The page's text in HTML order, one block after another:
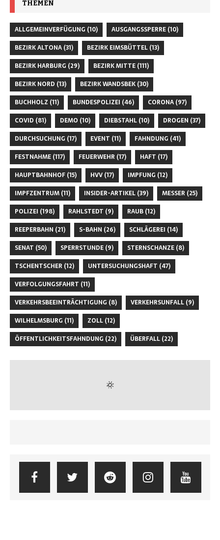
THEMEN
ALLGEMEINVERFÜGUNG (10) AUSGANGSSPERRE (10)
BEZIRK ALTONA (31) BEZIRK EIMSBÜTTEL (13)
BEZIRK HARBURG (29) BEZIRK MITTE (111)
BEZIRK NORD (13) BEZIRK WANDSBEK (30)
BUCHHOLZ (11) BUNDESPOLIZEI (46) CORONA (97)
COVID (81) DEMO (10) DIEBSTAHL (10) DROGEN (37)
DURCHSUCHUNG (17) EVENT (11) FAHNDUNG (41)
FESTNAHME (117) FEUERWEHR (17) HAFT (17)
HAUPTBAHNHOF (15) HVV (17) IMPFUNG (12)
IMPFZENTRUM (11) INSIDER-ARTIKEL (39) MESSER (25)
POLIZEI (198) RAHLSTEDT (9) RAUB (12)
REEPERBAHN (21) S-BAHN (26) SCHLÄGEREI (14)
SENAT (50) SPERRSTUNDE (9) STERNSCHANZE (8)
TSCHENTSCHER (12) UNTERSUCHUNGSHAFT (47)
VERFOLGUNGSFAHRT (11)
VERKEHRSBEEINTRÄCHTIGUNG (8) VERKEHRSUNFALL (9)
WILHELMSBURG (11) ZOLL (12)
ÖFFENTLICHKEITSFAHNDUNG (22) ÜBERFALL (22)